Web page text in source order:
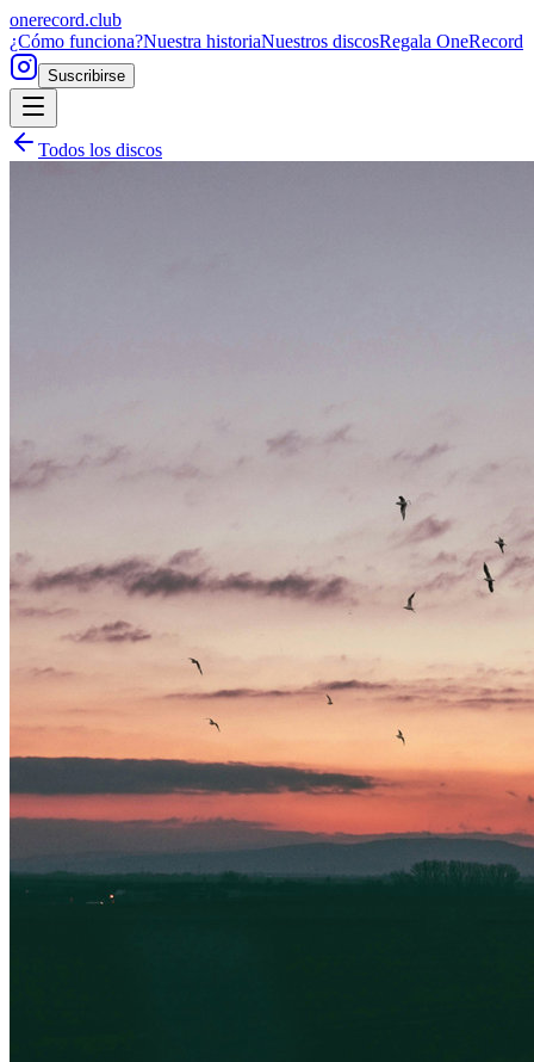
onerecord.club
¿Cómo funciona?Nuestra historiaNuestros discosRegala OneRecord
Suscribirse
Todos los discos